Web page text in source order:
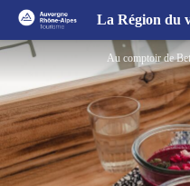
La Région du
Au comptoir de